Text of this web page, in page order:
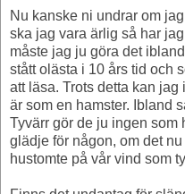
Nu kanske ni undrar om
ska jag vara ärlig så har
måste jag ju göra det
stått olästa i 10 års tid och
att läsa. Trots detta kan
är som en hamster. Ibland
Tyvärr gör de ju ingen som
glädje för någon, om det
hustomte på vår vind som